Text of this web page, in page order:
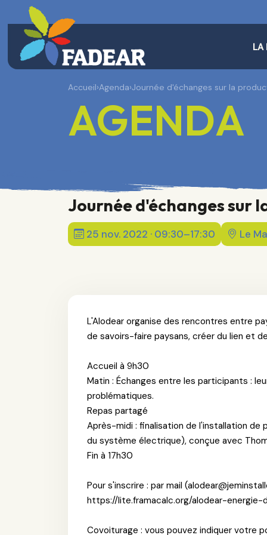
LA
Accueil›Agenda›Journée d'échanges sur la
AGENDA
Journée d'échanges sur
25 nov. 2022 · 09:30–17:30 Le
L'Alodear organise des rencontres entre
de savoirs-faire paysans, créer du lien et
Accueil à 9h30
Matin : Échanges entre les participants :
problématiques.
Repas partagé
Après-midi : finalisation de l'installation de
du système électrique), conçue avec
Fin à 17h30
Pour s'inscrire : par mail
https://lite.framacalc.org/alodear-
Covoiturage : vous pouvez indiquer votre